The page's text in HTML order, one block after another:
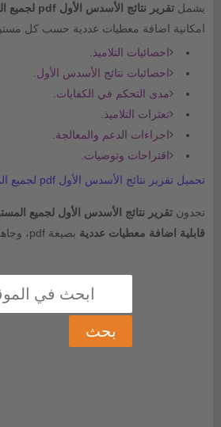
يشمل تقرير نتائج الأسدس الأول pdf لجميع المستويات مع خطة الدعم
امكانية اضافة معطيات عددية حسب كل
احصائيات التلاميذ.
احصائيات نتائج الأسدس الأول.
مدى التحكم في الكفايات.
تعثرات التلاميذ.
اجراءات الدعم والمعالجة.
اقتراحات وتوصيات.
تحميل تقرير نتائج الأسدس الأول pdf لجميع المستويات مع خطة الدعم:
تجدون تقرير نتائج الأسدس الأول لجميع
قابلية اضافة معطيات عددية بصيغة pdf، وجاهز للتحميل من رابط مباشر.